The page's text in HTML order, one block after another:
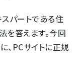
パートである住
答えます。今回
、PCサイトに正規